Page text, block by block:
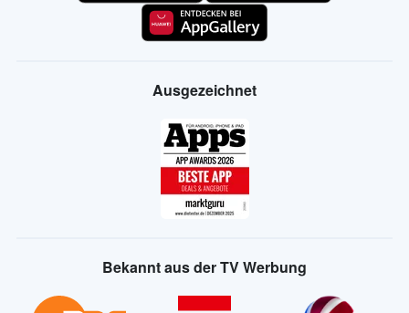
Ausgezeichnet
Bekannt aus der TV Werbung